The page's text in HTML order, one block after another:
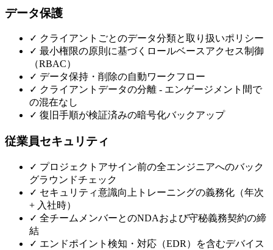
データ保護
✓ クライアントごとのデータ分類と取り扱いポリシー
✓ 最小権限の原則に基づくロールベースアクセス制御
（RBAC）
✓ データ保持・削除の自動ワークフロー
✓ クライアントデータの分離 - エンゲージメント間で
の混在なし
✓ 復旧手順が検証済みの暗号化バックアップ
従業員セキュリティ
✓ プロジェクトアサイン前の全エンジニアへのバック
グラウンドチェック
✓ セキュリティ意識向上トレーニングの義務化（年次
+ 入社時）
✓ 全チームメンバーとのNDAおよび守秘義務契約の締
結
✓ エンドポイント検知・対応（EDR）を含むデバイス